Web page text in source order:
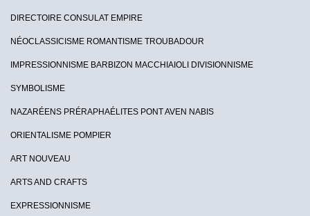
DIRECTOIRE CONSULAT EMPIRE
NÉOCLASSICISME ROMANTISME TROUBADOUR
IMPRESSIONNISME BARBIZON MACCHIAIOLI DIVISIONNISME
SYMBOLISME
NAZARÉENS PRÉRAPHAÉLITES PONT AVEN NABIS
ORIENTALISME POMPIER
ART NOUVEAU
ARTS AND CRAFTS
EXPRESSIONNISME